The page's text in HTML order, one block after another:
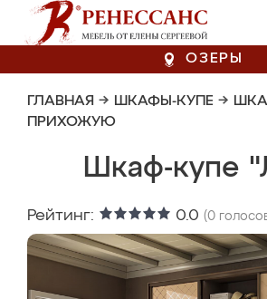
ОЗЕРЫ
ГЛАВНАЯ → ШКАФЫ-КУПЕ →
ПРИХОЖУЮ
Шкаф-купе
Рейтинг: 0.0 (0